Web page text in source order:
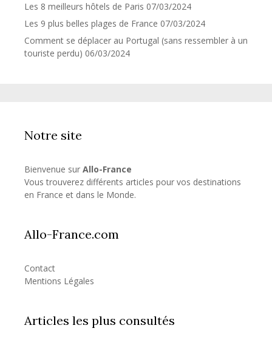
Les 8 meilleurs hôtels de Paris 07/03/2024
Les 9 plus belles plages de France 07/03/2024
Comment se déplacer au Portugal (sans ressembler à un
touriste perdu) 06/03/2024
Notre site
Bienvenue sur Allo-France
Vous trouverez différents articles pour vos destinations
en France et dans le Monde.
Allo-France.com
Contact
Mentions Légales
Articles les plus consultés